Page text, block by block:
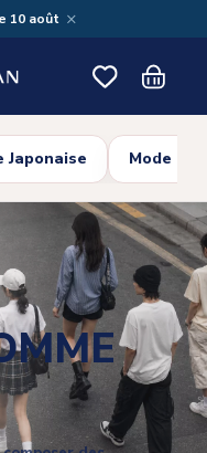
10 août ×
Japonaise Mode